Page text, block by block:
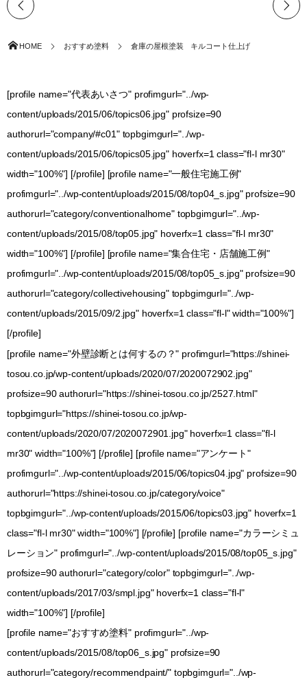
HOME おすすめ塗料 倉庫の屋根塗装 キルコート仕上げ
[profile name="代表あいさつ" profimgurl="../wp-
content/uploads/2015/06/topics06.jpg" profsize=90
authorurl="company/#c01" topbgimgurl="../wp-
content/uploads/2015/06/topics05.jpg" hoverfx=1 class="fl-l mr30"
width="100%"] [/profile] [profile name="一般住宅施工例"
profimgurl="../wp-content/uploads/2015/08/top04_s.jpg" profsize=90
authorurl="category/conventionalhome" topbgimgurl="../wp-
content/uploads/2015/08/top05.jpg" hoverfx=1 class="fl-l mr30"
width="100%"] [/profile] [profile name="集合住宅・店舗施工例"
profimgurl="../wp-content/uploads/2015/08/top05_s.jpg" profsize=90
authorurl="category/collectivehousing" topbgimgurl="../wp-
content/uploads/2015/09/2.jpg" hoverfx=1 class="fl-l" width="100%"]
[/profile]
[profile name="外壁診断とは何するの？" profimgurl="https://shinei-
tosou.co.jp/wp-content/uploads/2020/07/2020072902.jpg"
profsize=90 authorurl="https://shinei-tosou.co.jp/2527.html"
topbgimgurl="https://shinei-tosou.co.jp/wp-
content/uploads/2020/07/2020072901.jpg" hoverfx=1 class="fl-l
mr30" width="100%"] [/profile] [profile name="アンケート"
profimgurl="../wp-content/uploads/2015/06/topics04.jpg" profsize=90
authorurl="https://shinei-tosou.co.jp/category/voice"
topbgimgurl="../wp-content/uploads/2015/06/topics03.jpg" hoverfx=1
class="fl-l mr30" width="100%"] [/profile] [profile name="カラーシミュ
レーション" profimgurl="../wp-content/uploads/2015/08/top05_s.jpg"
profsize=90 authorurl="category/color" topbgimgurl="../wp-
content/uploads/2017/03/smpl.jpg" hoverfx=1 class="fl-l"
width="100%"] [/profile]
[profile name="おすすめ塗料" profimgurl="../wp-
content/uploads/2015/08/top06_s.jpg" profsize=90
authorurl="category/recommendpaint/" topbgimgurl="../wp-